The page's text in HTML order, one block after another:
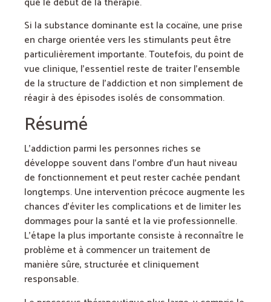
Si la substance dominante est la cocaïne, une prise
en charge orientée vers les stimulants peut être
particulièrement importante. Toutefois, du point de
vue clinique, l’essentiel reste de traiter l’ensemble
de la structure de l’addiction et non simplement de
réagir à des épisodes isolés de consommation.
Résumé
L’addiction parmi les personnes riches se
développe souvent dans l’ombre d’un haut niveau
de fonctionnement et peut rester cachée pendant
longtemps. Une intervention précoce augmente les
chances d’éviter les complications et de limiter les
dommages pour la santé et la vie professionnelle.
L’étape la plus importante consiste à reconnaître le
problème et à commencer un traitement de
manière sûre, structurée et cliniquement
responsable.